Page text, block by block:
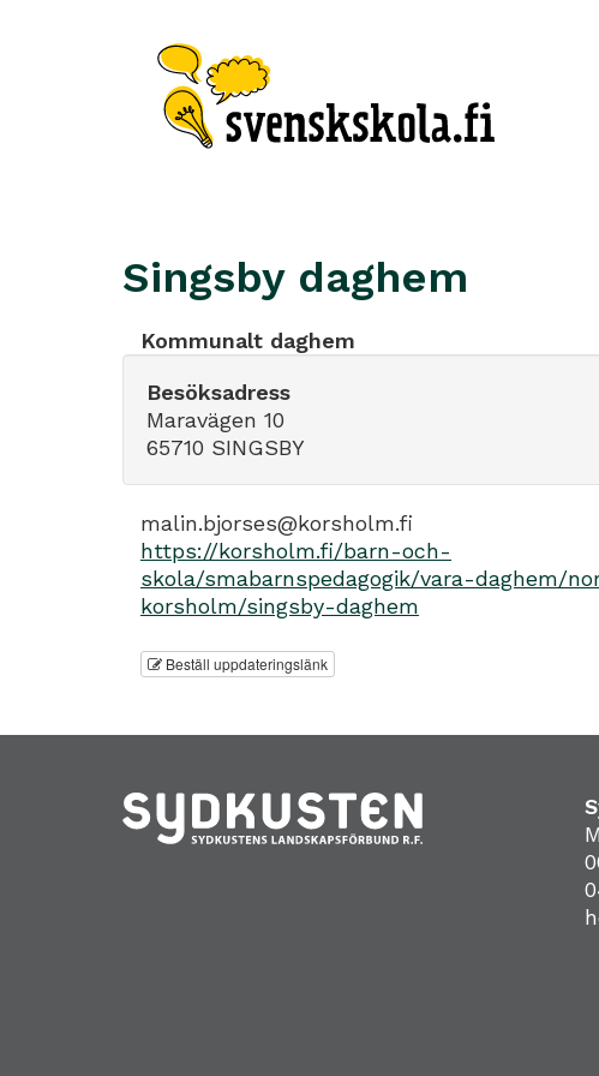
Singsby daghem
Kommunalt daghem
Besöksadress
Maravägen 10
65710 SINGSBY
malin.bjorses@korsholm.fi
https://korsholm.fi/barn-och-
skola/smabarnspedagogik/vara-daghem/
korsholm/singsby-daghem
Beställ uppdateringslänk